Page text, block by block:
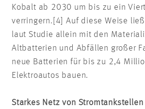
Kobalt ab 2030 um bis zu ein
verringern.[4] Auf diese Weise
laut Studie allein mit den
Altbatterien und Abfällen großer
neue Batterien für bis zu 2,4
Elektroautos bauen.
Starkes Netz von Stromtankstellen